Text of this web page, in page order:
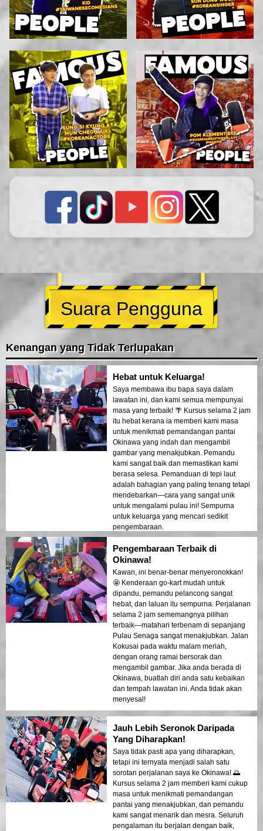
Suara Pengguna
Kenangan yang Tidak Terlupakan
Hebat untuk Keluarga!
Saya membawa ibu bapa saya dalam
lawatan ini, dan kami semua mempunyai
masa yang terbaik! 🌴 Kursus selama 2 jam
itu hebat kerana ia memberi kami masa
untuk menikmati pemandangan pantai
Okinawa yang indah dan mengambil
gambar yang menakjubkan. Pemandu
kami sangat baik dan memastikan kami
berasa selesa. Pemanduan di tepi laut
adalah bahagian yang paling tenang tetapi
mendebarkan—cara yang sangat unik
untuk mengalami pulau ini! Sempurna
untuk keluarga yang mencari sedikit
pengembaraan.
Pengembaraan Terbaik di
Okinawa!
Kawan, ini benar-benar menyeronokkan!
🤩 Kenderaan go-kart mudah untuk
dipandu, pemandu pelancong sangat
hebat, dan laluan itu sempurna. Perjalanan
selama 2 jam sememangnya pilihan
terbaik—matahari terbenam di sepanjang
Pulau Senaga sangat menakjubkan. Jalan
Kokusai pada waktu malam meriah,
dengan orang ramai bersorak dan
mengambil gambar. Jika anda berada di
Okinawa, buatlah diri anda satu kebaikan
dan tempah lawatan ini. Anda tidak akan
menyesal!
Jauh Lebih Seronok Daripada
Yang Diharapkan!
Saya tidak pasti apa yang diharapkan,
tetapi ini ternyata menjadi salah satu
sorotan perjalanan saya ke Okinawa! 🌅
Kursus selama 2 jam memberi kami cukup
masa untuk menikmati pemandangan
pantai yang menakjubkan, dan pemandu
kami sangat menarik dan mesra. Seluruh
pengalaman itu berjalan dengan baik,